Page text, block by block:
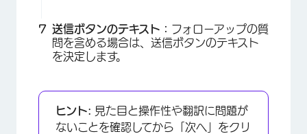
送信ボタンのテキスト： フォローアップの質
問を含める場合は、送信ボタンのテキスト
を決定します。
ヒント: 見た目と操作性や翻訳に問題が
ないことを確認してから「次へ」をクリ